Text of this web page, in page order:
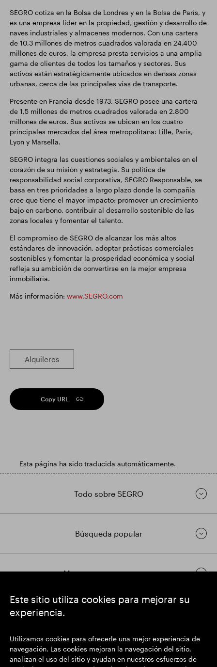
Este sitio utiliza cookies para mejorar su
experiencia.
Utilizamos cookies para ofrecerle una mejor experiencia de
navegación. Las cookies mejoran la navegación del sitio,
analizan el uso del sitio y ayudan en nuestros esfuerzos de
SEGRO cotiza en la Bolsa de Londres y en la Bolsa de París, y
es una empresa líder en la propiedad, gestión y desarrollo de
naves industriales y almacenes modernos. Con una cartera
de 10,3 millones de metros cuadrados valorada en 24.400
millones de euros, la empresa presta servicios a una amplia
gama de clientes de todos los tamaños y sectores. Sus
activos están estratégicamente ubicados en densas zonas
urbanas, cerca de las principales vías de transporte.
Presente en Francia desde 1973, SEGRO posee una cartera
de 1,5 millones de metros cuadrados valorada en 2.800
millones de euros. Sus activos se ubican en los cuatro
principales mercados del área metropolitana: Lille, París,
Lyon y Marsella.
SEGRO integra las cuestiones sociales y ambientales en el
corazón de su misión y estrategia. Su política de
responsabilidad social corporativa, SEGRO Responsable, se
basa en tres prioridades a largo plazo donde la compañía
cree que tiene el mayor impacto: promover un crecimiento
bajo en carbono, contribuir al desarrollo sostenible de las
zonas locales y fomentar el talento.
El compromiso de SEGRO de alcanzar los más altos
estándares de innovación, adoptar prácticas comerciales
sostenibles y fomentar la prosperidad económica y social
refleja su ambición de convertirse en la mejor empresa
inmobiliaria.
Más información: www.SEGRO.com
Alquileres
Copy URL
Esta página ha sido traducida automáticamente.
Todo sobre SEGRO
Búsqueda popular
Mantenerse en contacto
Domicilio social: 1 New Burlington Place, Londres W1S 2HR
Número de registro del Reino Unido 167591